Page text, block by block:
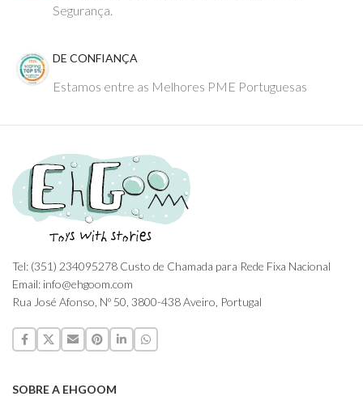
Segurança.
DE CONFIANÇA
Estamos entre as Melhores PME Portuguesas
Tel: (351) 234095278 Custo de Chamada para Rede Fixa Nacional
Email: info@ehgoom.com
Rua José Afonso, Nº 50, 3800-438 Aveiro, Portugal
SOBRE A EHGOOM